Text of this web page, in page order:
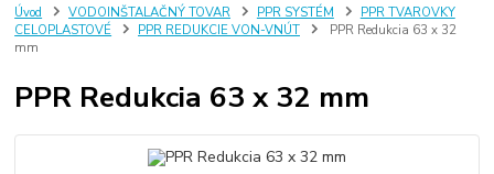
Úvod VODOINŠTALAČNÝ TOVAR PPR SYSTÉM
PPR TVAROVKY
CELOPLASTOVÉ
PPR REDUKCIE VON-VNÚT
PPR Redukcia 63 x 32
mm
PPR Redukcia 63 x 32 mm